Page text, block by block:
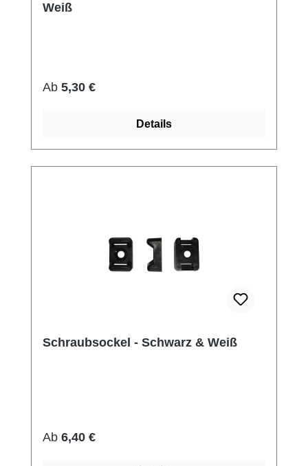
Weiß
Regulärer Preis:
Ab 5,30 €
Details
Schraubsockel - Schwarz & Weiß
Regulärer Preis:
Ab 6,40 €